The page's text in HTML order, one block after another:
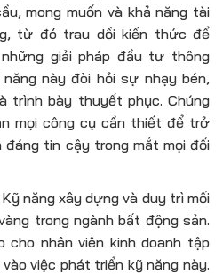
mong muốn và khả năng tài
từ đó trau dồi kiến thức để
giải pháp đầu tư thông
này đòi hỏi sự nhạy bén,
trình bày thuyết phục. Chúng
mọi công cụ cần thiết để trở
tin cậy trong mắt mọi đối
Kỹ năng xây dựng và duy trì mối
trong ngành bất động sản.
cho nhân viên kinh doanh tập
việc phát triển kỹ năng này.